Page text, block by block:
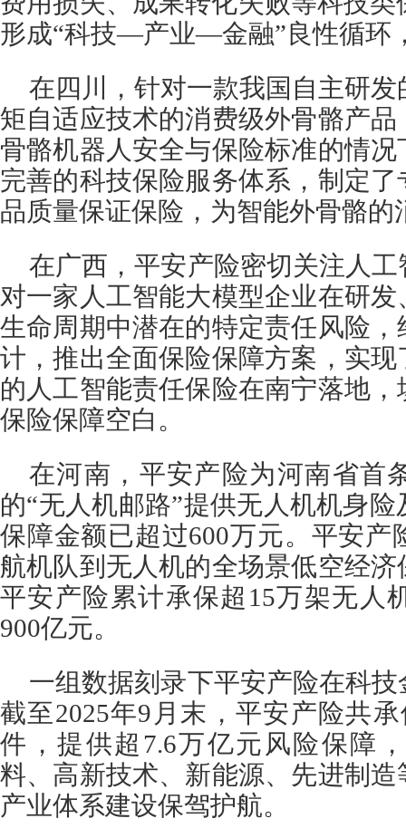
形成“科技—产业—金融”良性循环
在四川，针对一款我国自主研
矩自适应技术的消费级外骨骼产
骨骼机器人安全与保险标准的情
完善的科技保险服务体系，制定
品质量保证保险，为智能外骨骼的
在广西，平安产险密切关注人
对一家人工智能大模型企业在研
生命周期中潜在的特定责任风险
计，推出全面保险保障方案，实
的人工智能责任保险在南宁落地
保险保障空白。
在河南，平安产险为河南省首
的“无人机邮路”提供无人机机身
保障金额已超过600万元。平安产
航机队到无人机的全场景低空经
平安产险累计承保超15万架无人
900亿元。
一组数据刻录下平安产险在科
截至2025年9月末，平安产险共
件，提供超7.6万亿元风险保障
料、高新技术、新能源、先进制
产业体系建设保驾护航。